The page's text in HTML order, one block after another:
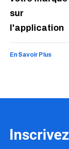
sur
l'application
En Savoir Plus